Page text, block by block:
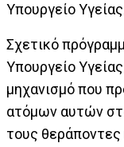
Υπουργείο
Σχετικό
Υπουργείο
μηχανισμό που
ατόμων αυτών
τους θεράποντες